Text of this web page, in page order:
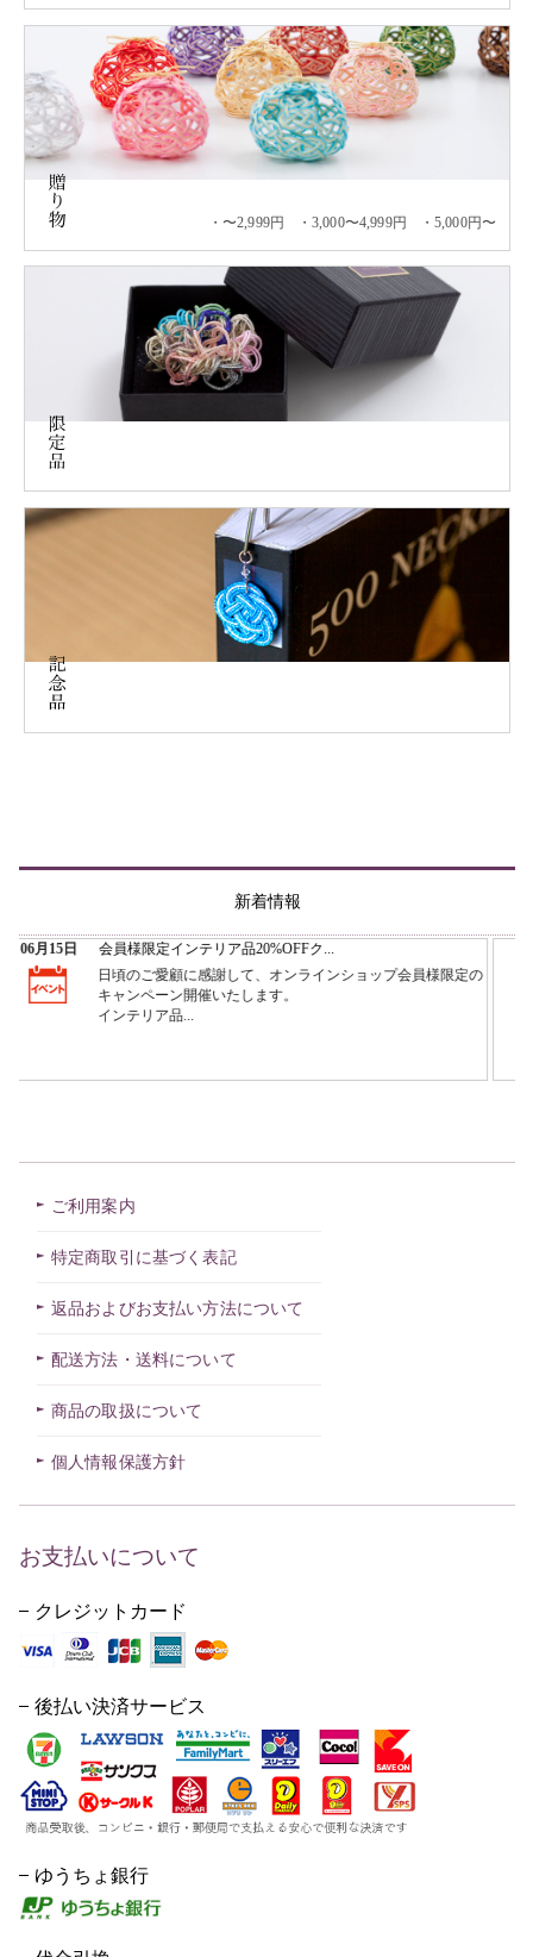
5,000円〜
3,000〜4,999円
〜2,999円
新着情報
ご利用案内
特定商取引に基づく表記
返品およびお支払い方法について
配送方法・送料について
商品の取扱について
個人情報保護方針
お支払いについて
クレジットカード
後払い決済サービス
ゆうちょ銀行